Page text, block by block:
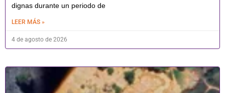
dignas durante un periodo de
LEER MÁS »
4 de agosto de 2026